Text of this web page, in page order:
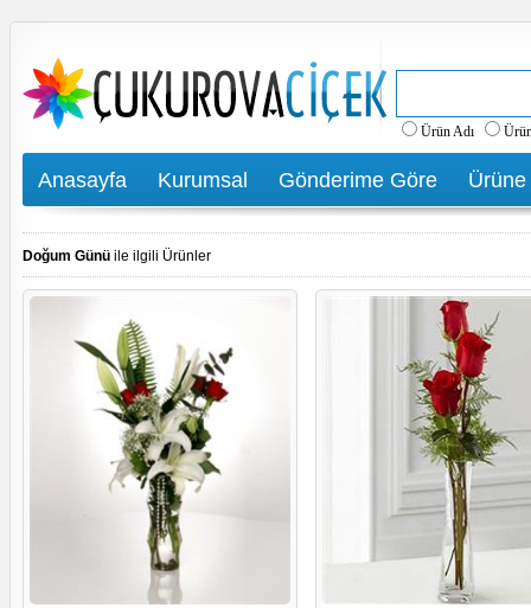
Ürün Adı
Anasayfa Kurumsal Gönderime Göre
Doğum Günü ile ilgili Ürünler